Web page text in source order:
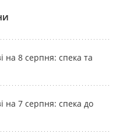
на 8 серпня: спека та
на 7 серпня: спека до